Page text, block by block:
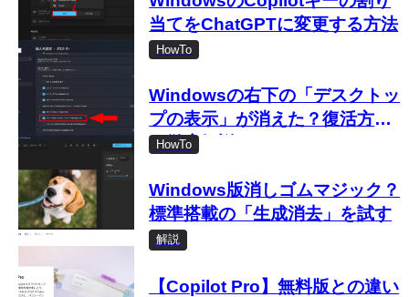
当てをChatGPTに変更する方法
HowTo
Windowsの右下の「デスクトッ
プの表示」が消えた？復活方法
を徹底解説！
HowTo
Windows版消しゴムマジック？
標準搭載の「生成消去」を試す
解説
【Copilot Pro】無料版との違い